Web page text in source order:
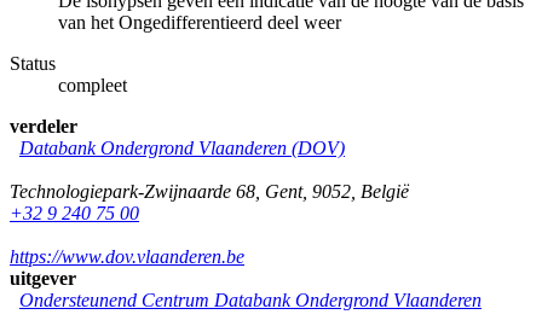
van het Ongedifferentieerd deel weer
Status
compleet
verdeler
Databank Ondergrond Vlaanderen (DOV)
Technologiepark-Zwijnaarde 68 Gent, 9052 België
+32 9 240 75 00
https://www.dov.vlaanderen.be
uitgever
Ondersteunend Centrum Databank Ondergrond Vlaanderen